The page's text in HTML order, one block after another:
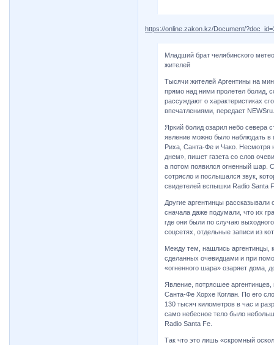
https://online.zakon.kz/Document/
Младший брат челябинского
жителей
Тысячи жителей Аргентины на
прямо над ними пролетел болид,
рассуждают о характеристиках
впечатлениями, передает
Яркий болид озарил небо севера
явление можно было наблюдать в
Риха, Санта-Фе и Чако. Несмотря
днем», пишет газета со слов
а потом появился огненный шар.
сотрясло и послышался звук,
свидетелей вспышки Radio Santa
Другие аргентинцы
сначала даже подумали, что их
где они были по случаю
соцсетях, отдельные записи из
Между тем, нашлись аргентинцы,
сделанных очевидцами и при
«огненного шара» озаряет дома,
Явление, потрясшее
Санта-Фе Хорхе Коглан. По его
130 тысяч километров в час и
само небесное тело было
Radio Santa Fe.
Так что это лишь «скромный